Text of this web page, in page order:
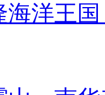
海洋王